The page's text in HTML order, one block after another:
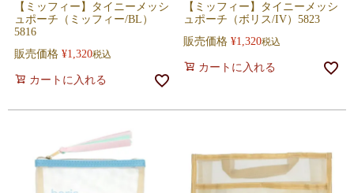
【ミッフィー】タイニーメッシ
ュポーチ（ミッフィー/BL）
5816
販売価格 ¥1,320税込
カートに入れる
【ミッフィー】タイニーメッシ
ュポーチ（ボリス/IV）5823
販売価格 ¥1,320税込
カートに入れる